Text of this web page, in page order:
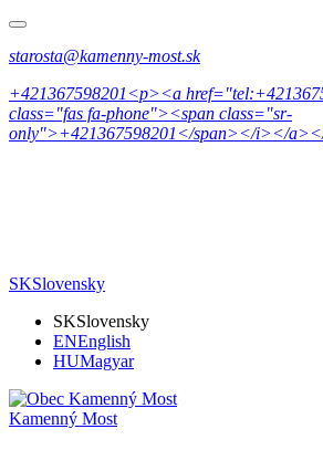
starosta@kamenny-most.sk
+421367598201<p><a
class="fas fa-phone"><span class="sr-
only">+421367598201</span></i></
SKSlovensky
SKSlovensky
ENEnglish
HUMagyar
Kamenný Most